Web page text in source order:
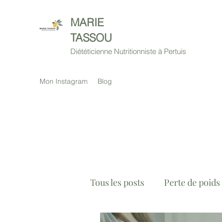
MARIE
TASSOU
Diététicienne Nutritionniste à Pertuis
Mon Instagram Blog
Tous les posts Perte de poids